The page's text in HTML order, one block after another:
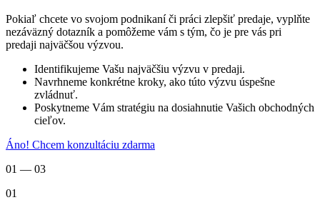
Pokiaľ chcete vo svojom podnikaní či práci zlepšiť predaje, vyplňte
nezáväzný dotazník a pomôžeme vám s tým, čo je pre vás pri
predaji najväčšou výzvou.
Identifikujeme Vašu najväčšiu výzvu v predaji.
Navrhneme konkrétne kroky, ako túto výzvu úspešne
zvládnuť.
Poskytneme Vám stratégiu na dosiahnutie Vašich obchodných
cieľov.
Áno! Chcem konzultáciu zdarma
01 — 03
01